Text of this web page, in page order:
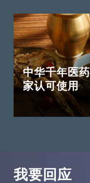
中华千年医
家认可使用
我要回应